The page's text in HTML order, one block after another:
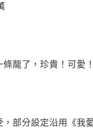
龍了，珍貴！可愛！
部分設定沿用《我